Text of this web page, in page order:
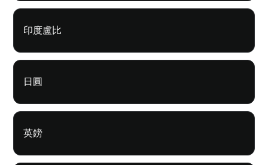
印度盧比
日圓
英鎊